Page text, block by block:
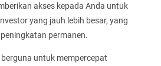
akses kepada Anda untuk
yang jauh lebih besar, yang
permanen.
untuk mempercepat